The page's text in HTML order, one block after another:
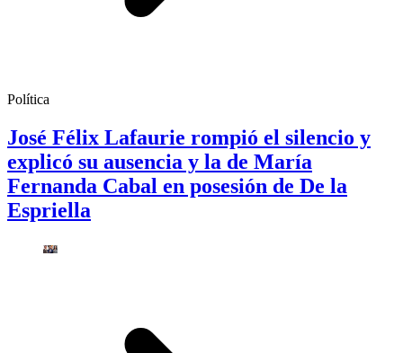
Política
José Félix Lafaurie rompió el silencio y
explicó su ausencia y la de María
Fernanda Cabal en posesión de De la
Espriella